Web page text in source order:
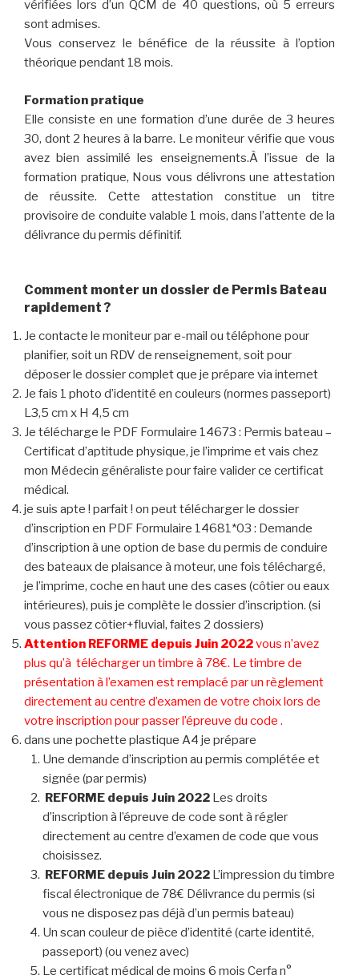
vérifiées lors d’un QCM de 40 questions, où 5 erreurs
sont admises.
Vous conservez le bénéfice de la réussite à l’option
théorique pendant 18 mois.
Formation pratique
Elle consiste en une formation d’une durée de 3 heures
30, dont 2 heures à la barre. Le moniteur vérifie que vous
avez bien assimilé les enseignements.À l’issue de la
formation pratique, Nous vous délivrons une attestation
de réussite. Cette attestation constitue un titre
provisoire de conduite valable 1 mois, dans l’attente de la
délivrance du permis définitif.
Comment monter un dossier de Permis Bateau
rapidement ?
Je contacte le moniteur par e-mail ou téléphone pour
planifier, soit un RDV de renseignement, soit pour
déposer le dossier complet que je prépare via internet
Je fais 1 photo d’identité en couleurs (normes passeport)
L3,5 cm x H 4,5 cm
Je télécharge le PDF Formulaire 14673 : Permis bateau –
Certificat d’aptitude physique, je l’imprime et vais chez
mon Médecin généraliste pour faire valider ce certificat
médical.
je suis apte ! parfait ! on peut télécharger le dossier
d’inscription en PDF Formulaire 14681*03 : Demande
d’inscription à une option de base du permis de conduire
des bateaux de plaisance à moteur, une fois téléchargé,
je l’imprime, coche en haut une des cases (côtier ou eaux
intérieures), puis je complète le dossier d’inscription. (si
vous passez côtier+fluvial, faites 2 dossiers)
Attention REFORME depuis Juin 2022vous n’avez
plus qu’à télécharger un timbre à 78€. Le timbre de
présentation à l’examen est remplacé par un règlement
directement au centre d’examen de votre choix lors de
votre inscription pour passer l’épreuve du code .
dans une pochette plastique A4 je prépare
Une demande d’inscription au permis complétée et
signée (par permis)
REFORME depuis Juin 2022Les droits
d’inscription à l’épreuve de code sont à régler
directement au centre d’examen de code que vous
choisissez.
REFORME depuis Juin 2022L’impression du timbre
fiscal électronique de 78€ Délivrance du permis (si
vous ne disposez pas déjà d’un permis bateau)
Un scan couleur de pièce d’identité (carte identité,
passeport) (ou venez avec)
Le certificat médical de moins 6 mois Cerfa n°